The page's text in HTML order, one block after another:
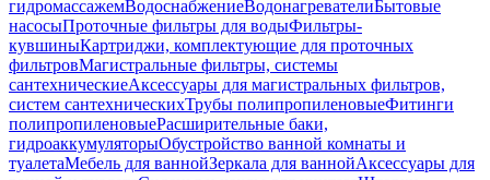
гидромассажемВодоснабжениеВодонагревателиБытовые
насосыПроточные фильтры для водыФильтры-
кувшиныКартриджи, комплектующие для проточных
фильтровМагистральные фильтры, системы
сантехническиеАксессуары для магистральных фильтров,
систем сантехническихТрубы полипропиленовыеФитинги
полипропиленовыеРасширительные баки,
гидроаккумуляторыОбустройство ванной комнаты и
туалетаМебель для ваннойЗеркала для ваннойАксессуары для